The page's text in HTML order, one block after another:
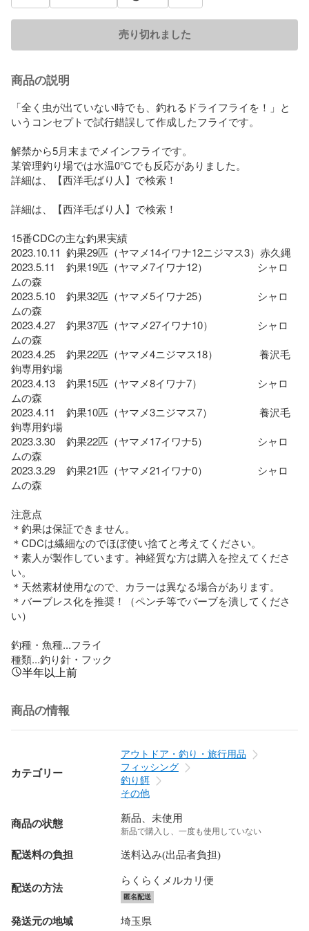
売り切れました
商品の説明
「全く虫が出ていない時でも、釣れるドライフライを！」と
いうコンセプトで試行錯誤して作成したフライです。
解禁から5月末までメインフライです。
某管理釣り場では水温0℃でも反応がありました。
詳細は、【西洋毛ばり人】で検索！
詳細は、【西洋毛ばり人】で検索！
15番CDCの主な釣果実績
2023.10.11  釣果29匹（ヤマメ14イワナ12ニジマス3）赤久縄
2023.5.11    釣果19匹（ヤマメ7イワナ12）                  シャロ
ムの森
2023.5.10    釣果32匹（ヤマメ5イワナ25）                  シャロ
ムの森
2023.4.27    釣果37匹（ヤマメ27イワナ10）                シャロ
ムの森
2023.4.25    釣果22匹（ヤマメ4ニジマス18）               養沢毛
鉤専用釣場
2023.4.13    釣果15匹（ヤマメ8イワナ7）                    シャロ
ムの森
2023.4.11    釣果10匹（ヤマメ3ニジマス7）                 養沢毛
鉤専用釣場
2023.3.30    釣果22匹（ヤマメ17イワナ5）                  シャロ
ムの森
2023.3.29    釣果21匹（ヤマメ21イワナ0）                  シャロ
ムの森
注意点
＊釣果は保証できません。
＊CDCは繊細なのでほぼ使い捨てと考えてください。
＊素人が製作しています。神経質な方は購入を控えてくださ
い。
＊天然素材使用なので、カラーは異なる場合があります。
＊バーブレス化を推奨！（ペンチ等でバーブを潰してくださ
い）
釣種・魚種...フライ
種類...釣り針・フック
半年以上前
商品の情報
カテゴリー
アウトドア・釣り・旅行用品
フィッシング
釣り餌
その他
商品の状態 新品、未使用
新品で購入し、一度も使用していない
配送料の負担 送料込み(出品者負担)
配送の方法
らくらくメルカリ便
匿名配送
発送元の地域 埼玉県